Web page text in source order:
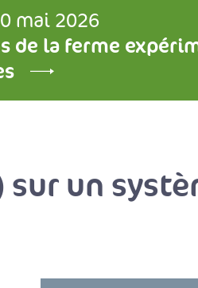
mai 2026
de la ferme
un